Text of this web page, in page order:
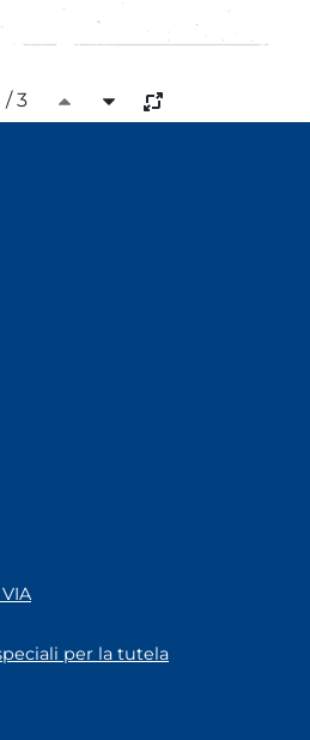
/ 3
per la tutela